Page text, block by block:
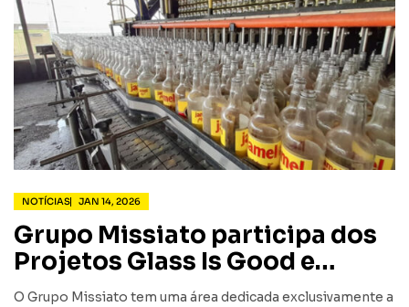
NOTÍCIAS JAN 14, 2026
Grupo Missiato participa dos
Projetos Glass Is Good e
Ecogestos
O Grupo Missiato tem uma área dedicada exclusivamente a